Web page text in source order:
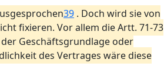
39 . Doch wird sie von
fixieren. Vor allem die Artt. 71-73
Geschäftsgrundlage oder
des Vertrages wäre diese